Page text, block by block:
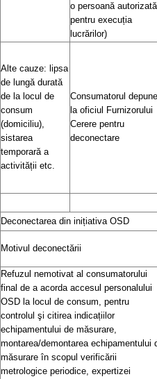
o persoană autorizată
pentru execuția
lucrărilor)
Alte cauze: lipsa
de lungă durată
de la locul de
consum
(domiciliu),
sistarea
temporară a
activității etc.
Consumatorul depune
la oficiul Furnizorului
Cerere pentru
deconectare
Deconectarea din inițiativa OSD
Motivul deconectării
Refuzul nemotivat al consumatorului
final de a acorda accesul personalului
OSD la locul de consum, pentru
controlul şi citirea indicațiilor
echipamentului de măsurare,
montarea/demontarea echipamentului
măsurare în scopul verificării
metrologice periodice, expertizei